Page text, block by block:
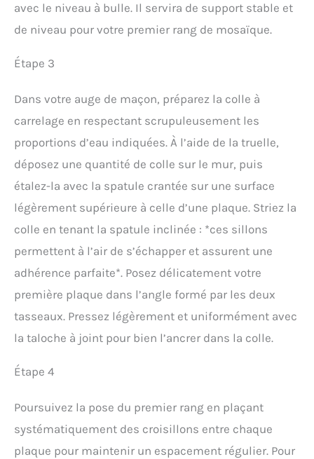
avec le niveau à bulle. Il servira de support stable et
de niveau pour votre premier rang de mosaïque.
Étape 3
Dans votre auge de maçon, préparez la colle à
carrelage en respectant scrupuleusement les
proportions d’eau indiquées. À l’aide de la truelle,
déposez une quantité de colle sur le mur, puis
étalez-la avec la spatule crantée sur une surface
légèrement supérieure à celle d’une plaque. Striez la
colle en tenant la spatule inclinée : *ces sillons
permettent à l’air de s’échapper et assurent une
adhérence parfaite*. Posez délicatement votre
première plaque dans l’angle formé par les deux
tasseaux. Pressez légèrement et uniformément avec
la taloche à joint pour bien l’ancrer dans la colle.
Étape 4
Poursuivez la pose du premier rang en plaçant
systématiquement des croisillons entre chaque
plaque pour maintenir un espacement régulier. Pour